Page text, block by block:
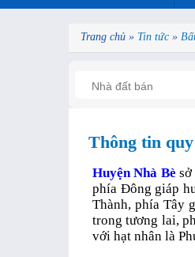
Trang chủ » Tin tức »
Thông tin quy
Huyện Nhà Bè
phía Đông giáp
Thành, phía Tây
trong tương lai,
với hạt nhân là